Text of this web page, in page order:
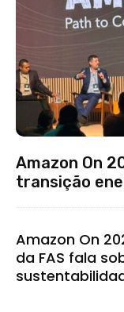
Amazon On
transição
Amazon On
da FAS fala